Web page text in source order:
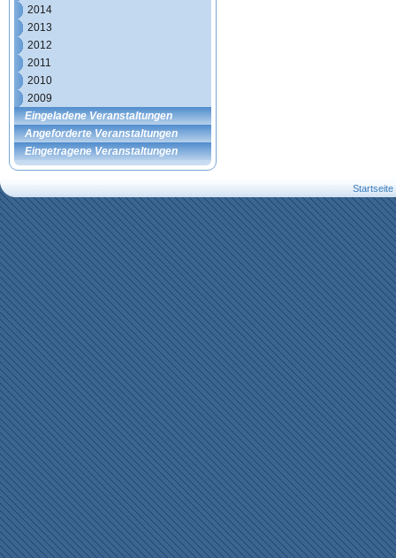
2014
2013
2012
2011
2010
2009
Eingeladene Veranstaltungen
Angeforderte Veranstaltungen
Eingetragene Veranstaltungen
Startseite